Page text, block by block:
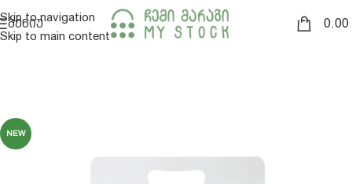
Skip to navigation
Skip to main content
ᲛᲔᲜᲘᲣ 0.00
NEW